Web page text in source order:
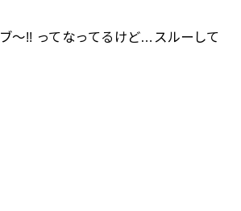
ブ～!! ってなってるけど…スルーして